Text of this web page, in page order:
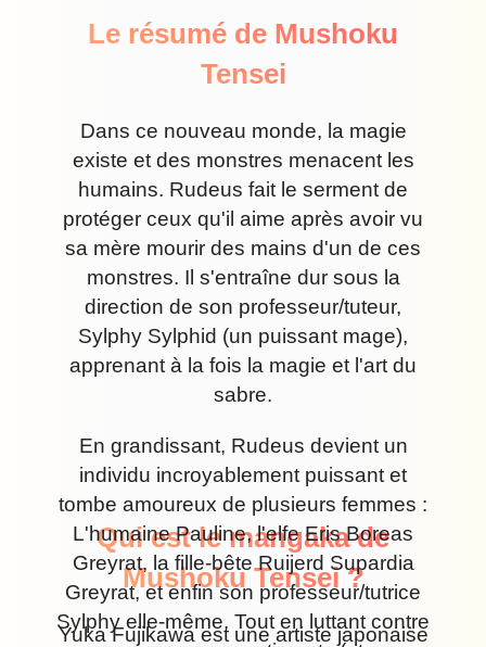
Le résumé de Mushoku
Tensei
Dans ce nouveau monde, la magie
existe et des monstres menacent les
humains. Rudeus fait le serment de
protéger ceux qu'il aime après avoir vu
sa mère mourir des mains d'un de ces
monstres. Il s'entraîne dur sous la
direction de son professeur/tuteur,
Sylphy Sylphid (un puissant mage),
apprenant à la fois la magie et l'art du
sabre.
En grandissant, Rudeus devient un
individu incroyablement puissant et
tombe amoureux de plusieurs femmes :
L'humaine Pauline, l'elfe Eris Boreas
Greyrat, la fille-bête Ruijerd Supardia
Greyrat, et enfin son professeur/tutrice
Sylphy elle-même. Tout en luttant contre
Qui est le mangaka de
Mushoku Tensei ?
Yuka Fujikawa est une artiste japonaise